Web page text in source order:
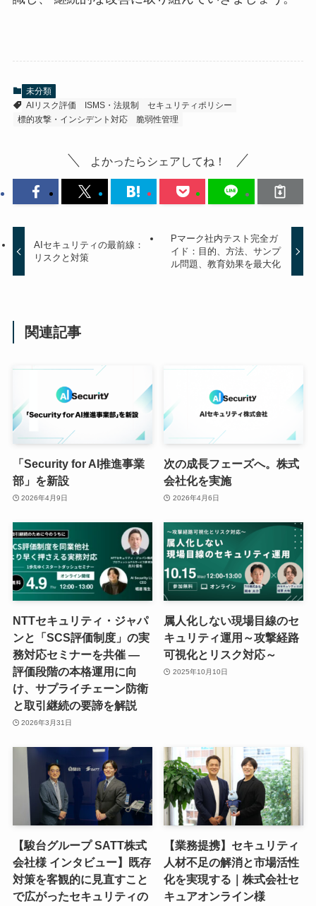
未分類
AIリスク評価
ISMS・法規制
セキュリティポリシー
標的攻撃・インシデント対応
脆弱性管理
よかったらシェアしてね！
AIセキュリティの最前線：
リスクと対策
Pマーク社内テスト完全ガ
イド：目的、方法、サンプ
ル問題、教育効果を最大化
関連記事
「Security for AI推進事業
部」を新設
2026年4月9日
次の成長フェーズへ。株式
会社化を実施
2026年4月6日
NTTセキュリティ・ジャパ
ンと「SCS評価制度」の実
務対応セミナーを共催 ―
評価段階の本格運用に向
け、サプライチェーン防衛
と取引継続の要諦を解説
2026年3月31日
属人化しない現場目線のセ
キュリティ運用～攻撃経路
可視化とリスク対応～
2025年10月10日
【駿台グループ SATT株式
会社様 インタビュー】既存
対策を客観的に見直すこと
で広がったセキュリティの
【業務提携】セキュリティ
人材不足の解消と市場活性
化を実現する｜株式会社セ
キュアオンライン様